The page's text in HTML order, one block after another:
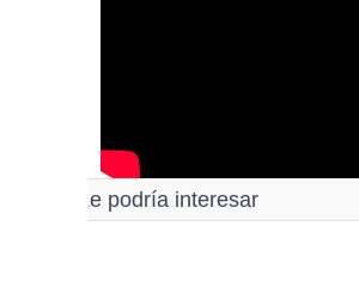
Le podría interesar